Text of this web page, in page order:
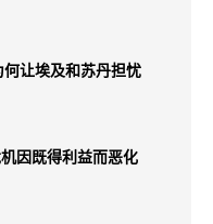
让埃及和苏丹担忧
因既得利益而恶化